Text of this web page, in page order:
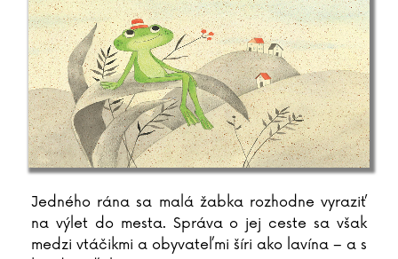
Jedného rána sa malá žabka rozhodne vyraziť
na výlet do mesta. Správa o jej ceste sa však
medzi vtáčikmi a obyvateľmi šíri ako lavína – a s